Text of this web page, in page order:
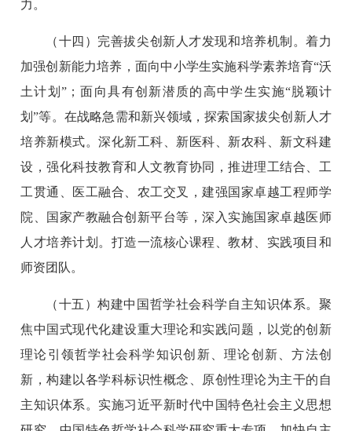
力。
（十四）完善拔尖创新人才发现和培养机制。着力
加强创新能力培养，面向中小学生实施科学素养培育“沃
土计划”；面向具有创新潜质的高中学生实施“脱颖计
划”等。在战略急需和新兴领域，探索国家拔尖创新人才
培养新模式。深化新工科、新医科、新农科、新文科建
设，强化科技教育和人文教育协同，推进理工结合、工
工贯通、医工融合、农工交叉，建强国家卓越工程师学
院、国家产教融合创新平台等，深入实施国家卓越医师
人才培养计划。打造一流核心课程、教材、实践项目和
师资团队。
（十五）构建中国哲学社会科学自主知识体系。聚
焦中国式现代化建设重大理论和实践问题，以党的创新
理论引领哲学社会科学知识创新、理论创新、方法创
新，构建以各学科标识性概念、原创性理论为主干的自
主知识体系。实施习近平新时代中国特色社会主义思想